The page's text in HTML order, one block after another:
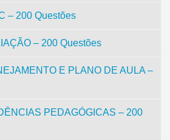
– 200 Questões
– 200 Questões
E PLANO DE AULA –
PEDAGÓGICAS – 200